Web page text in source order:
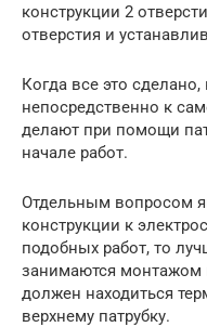
конструкции 2
отверстия и
Когда все это
непосредственно к
делают при помощи
начале работ.
Отдельным вопросом
конструкции к
подобных работ, то
занимаются монтажом
должен находиться
верхнему патрубку.